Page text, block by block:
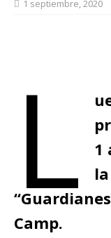
1 septiembre, 2020
L
1
Camp.